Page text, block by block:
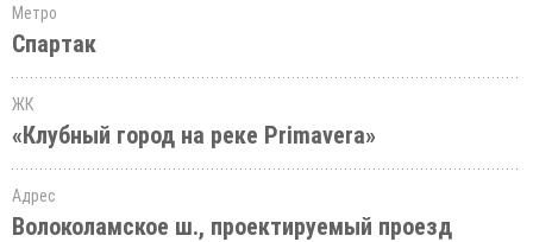
Метро
Спартак
ЖК
«Клубный город на реке Primavera»
Адрес
Волоколамское ш., проектируемый проезд